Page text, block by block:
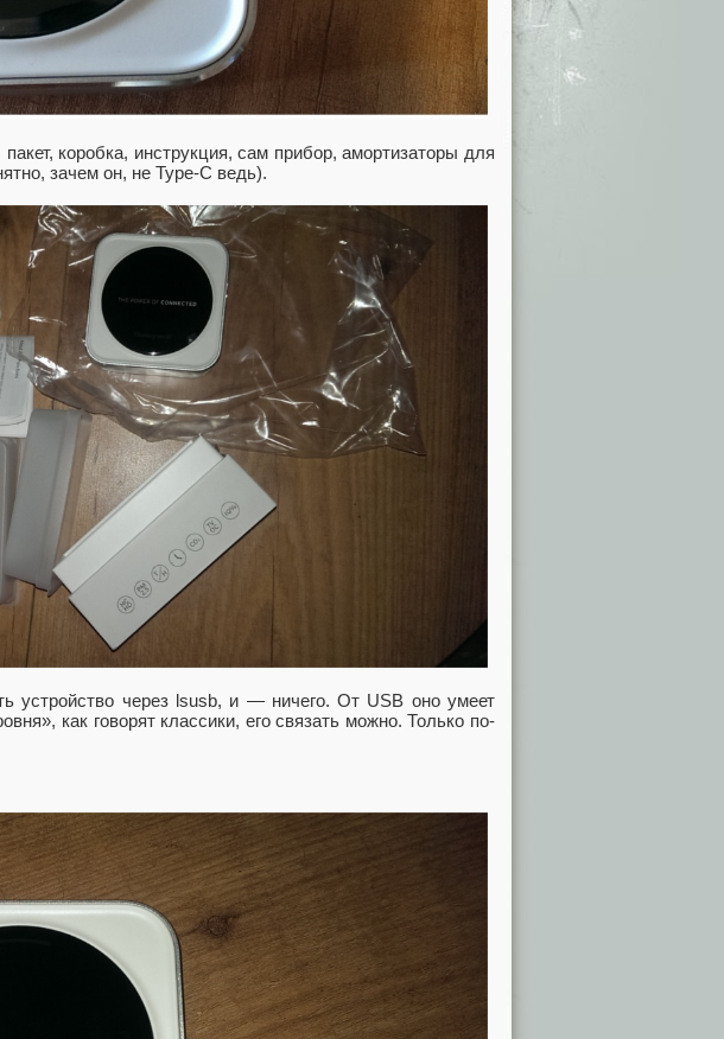
коробка, инструкция, сам прибор, амортизаторы для
зачем он, не Type-C ведь).
устройство через lsusb, и — ничего. От USB оно умеет
как говорят классики, его связать можно. Только по-